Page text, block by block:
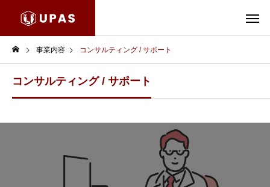
事業内容 コンサルティング / サポート
コンサルティング / サポート